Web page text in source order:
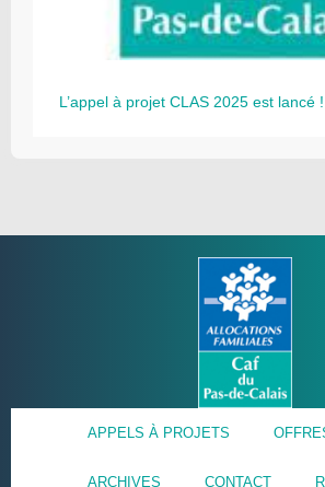
L’appel à projet CLAS 2025 est lancé !
APPELS À PROJETS
ARCHIVES CONTACT